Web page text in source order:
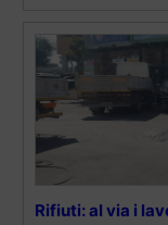
Rifiuti: al via i